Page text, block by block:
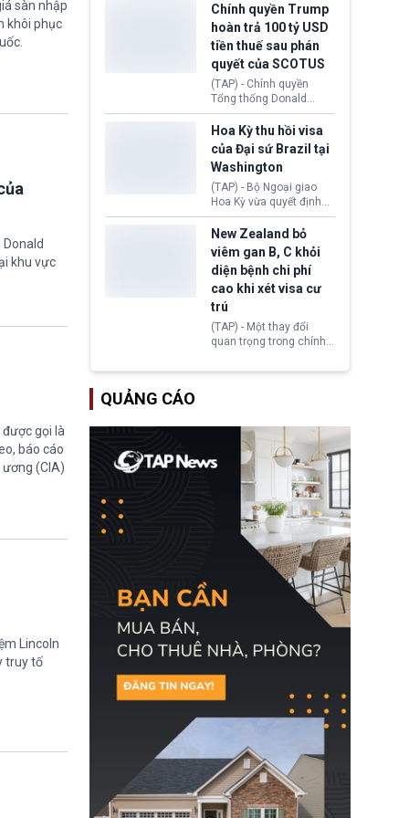
sàn nhập
khôi phục
khu vực
gọi là
báo cáo
(CIA)
Lincoln
truy tố
toàn y tế.
tăng lãi suất nếu lạm
phát ở Hoa Kỳ không tiếp
tục giảm trong thời gian
tới.
Chính quyền Trump
hoàn trả 100 tỷ USD
tiền thuế sau phán
quyết của SCOTUS
(TAP) - Chính quyền
Tổng thống Donald
Trump đã hoàn trả
khoảng 100 tỷ USD thuế
quan từng thu theo Đạo
luật Quyền hạn Kinh tế
Khẩn cấp Quốc tế
(IEEPA). Động thái này
diễn ra sau phán quyết
hồi tháng 2 bởi Tòa án
Tối cao Hoa Kỳ
(SCOTUS) khi tuyên bố,
việc áp thuế diện rộng là
hoàn toàn bất hợp pháp.
Hoa Kỳ thu hồi visa
của Đại sứ Brazil tại
Washington
(TAP) - Bộ Ngoại giao
Hoa Kỳ vừa quyết định
thu hồi thị thực (visa)
của bà Maria Luiza
Ribeiro Viotti - Đại sứ
Brazil tại Washington.
Động thái trên diễn ra
trong bối cảnh tranh
chấp ngoại giao giữa
chính quyền Tổng thống
Donald Trump và chính
phủ cánh tả Tổng thống
New Zealand bỏ
viêm gan B, C khỏi
diện bệnh chi phí
cao khi xét visa cư
trú
(TAP) - Một thay đổi
quan trọng trong chính
Zealand đang mở ra
gan B hoặc viêm gan C
sẽ không còn bị mặc
định không đáp ứng tiêu
chuẩn sức khỏe chỉ vì
chi phí điều trị khi nộp hồ
sơ xin visa cư trú.
QUẢNG CÁO